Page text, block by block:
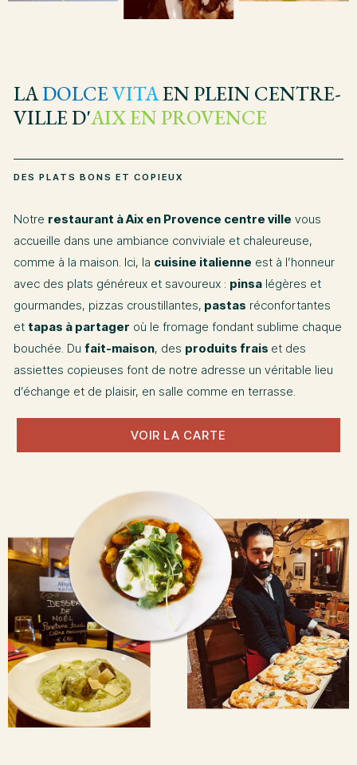
LADOLCEVITAEN PLEIN CENTRE-
VILLE D'AIX EN PROVENCE
DES PLATS BONS ET COPIEUX
Notre restaurant à Aix en Provence centre ville vous
accueille dans une ambiance conviviale et chaleureuse,
comme à la maison. Ici, la cuisine italienne est à l’honneur
avec des plats généreux et savoureux : pinsalégères et
gourmandes, pizzas croustillantes, pastas réconfortantes
et tapas à partager où le fromage fondant sublime chaque
bouchée. Du fait-maison, des produits frais et des
assiettes copieuses font de notre adresse un véritable lieu
d’échange et de plaisir, en salle comme en terrasse.
VOIR LA CARTE